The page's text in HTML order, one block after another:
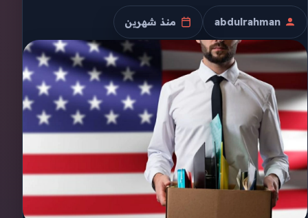
الكاتب
abdulrahman
تاريخ النشر
منذ شهرين